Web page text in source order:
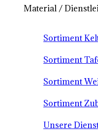
Material /
Sortiment
Sortiment
Sortiment
Sortiment
Unsere